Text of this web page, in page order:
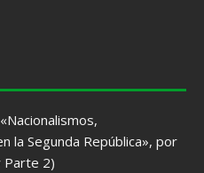
la Segunda República», por
Parte 2)